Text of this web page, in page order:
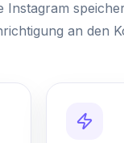
an den